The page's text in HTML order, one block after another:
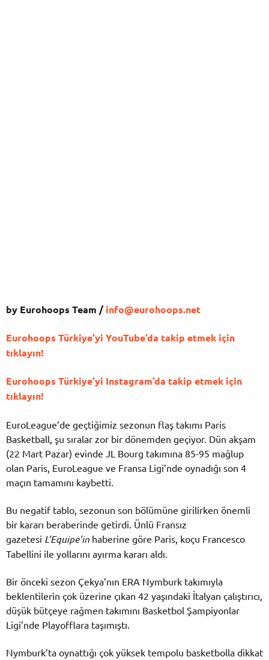
by Eurohoops Team /info@eurohoops.net
Eurohoops Türkiye’yi YouTube’da takip etmek için
tıklayın!
Eurohoops Türkiye’yi Instagram’da takip etmek için
tıklayın!
EuroLeague’de geçtiğimiz sezonun flaş takımı Paris
Basketball, şu sıralar zor bir dönemden geçiyor. Dün akşam
(22 Mart Pazar) evinde JL Bourg takımına 85-95 mağlup
olan Paris, EuroLeague ve Fransa Ligi’nde oynadığı son 4
maçın tamamını kaybetti.
Bu negatif tablo, sezonun son bölümüne girilirken önemli
bir kararı beraberinde getirdi. Ünlü Fransız
gazetesi L’Equipe’in haberine göre Paris, koçu Francesco
Tabellini ile yollarını ayırma kararı aldı.
Bir önceki sezon Çekya’nın ERA Nymburk takımıyla
beklentilerin çok üzerine çıkan 42 yaşındaki İtalyan çalıştırıcı,
düşük bütçeye rağmen takımını Basketbol Şampiyonlar
Ligi’nde Playofflara taşımıştı.
Nymburk’ta oynattığı çok yüksek tempolu basketbolla dikkat